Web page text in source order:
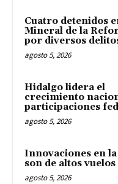
Cuatro detenidos
Mineral de la
por diversos
agosto 5, 2026
Hidalgo lidera el
crecimiento
participaciones
agosto 5, 2026
Innovaciones en
son de altos vuelos
agosto 5, 2026